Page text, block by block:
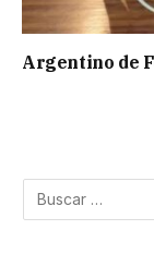
Argentino de